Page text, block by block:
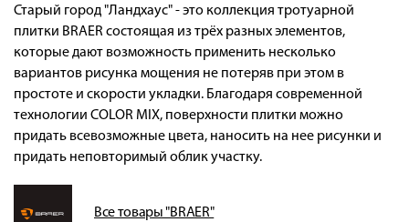
Старый город "Ландхаус" - это коллекция тротуарной
плитки BRAER состоящая из трёх разных элементов,
которые дают возможность применить несколько
вариантов рисунка мощения не потеряв при этом в
простоте и скорости укладки. Благодаря современной
технологии COLOR MIX, поверхности плитки можно
придать всевозможные цвета, наносить на нее рисунки и
придать неповторимый облик участку.
Все товары "BRAER"